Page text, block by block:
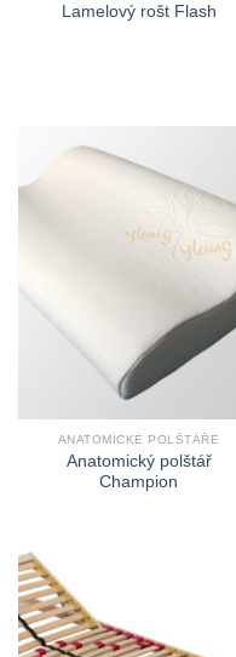
Lamelový rošt Flash
ANATOMICKÉ POLŠTÁŘE
Anatomický polštář
Champion